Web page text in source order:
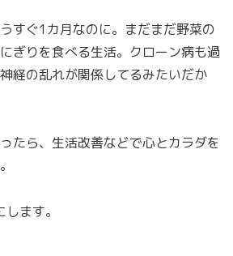
すぐ1カ月なのに。まだまだ野菜の
ぎりを食べる生活。クローン病も過
経の乱れが関係してるみたいだか
たら、生活改善などで心とカラダを
ます。